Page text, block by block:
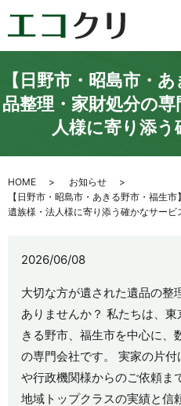
【日野市・昭島市・
品整理・家財処分の
人様に寄り添
HOME
お知らせ
【日野市・昭島市・あきる野市・福生
遺族様・法人様に寄り添う確かなサービ
2026/06/08
大切な方が遺された遺品の整
ありませんか？ 私たちは、
きる野市、福生市を中心に、
の専門会社です。 実家の片
や行政機関様からのご依頼ま
地域トップクラスの実績と信